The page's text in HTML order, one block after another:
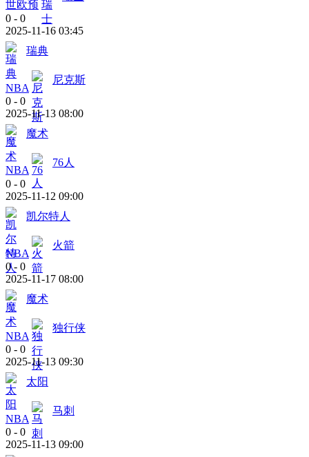
世欧预
0 - 0
2025-11-16 03:45
瑞典
NBA
尼克斯
0 - 0
2025-11-13 08:00
魔术
NBA
76人
0 - 0
2025-11-12 09:00
凯尔特人
NBA
火箭
0 - 0
2025-11-17 08:00
魔术
NBA
独行侠
0 - 0
2025-11-13 09:30
太阳
NBA
马刺
0 - 0
2025-11-13 09:00